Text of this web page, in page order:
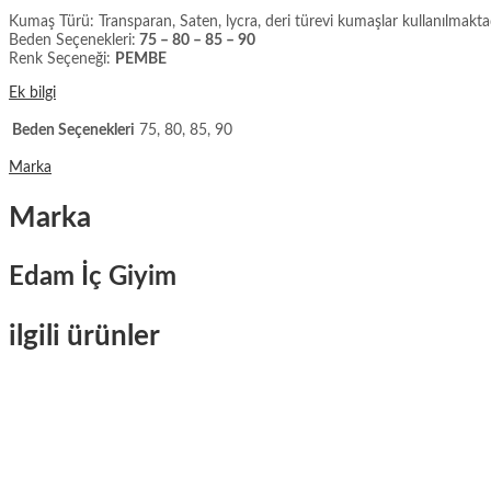
Kumaş Türü: Transparan, Saten, lycra, deri türevi kumaşlar
Beden Seçenekleri: 75 – 80 – 85 – 90
Renk Seçeneği: PEMBE
Ek bilgi
Beden Seçenekleri 75, 80, 85, 90
Marka
Marka
Edam İç Giyim
ilgili ürünler